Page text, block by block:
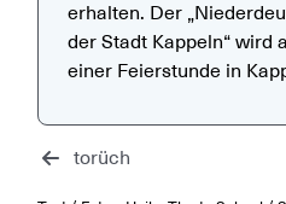
erhalten. Der
der Stadt Kappeln“ wird
einer Feierstunde in
torüch